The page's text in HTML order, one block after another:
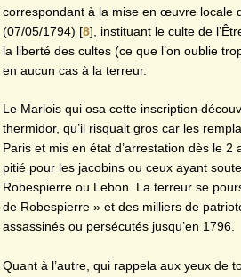
correspondant à la mise en œuvre locale
(07/05/1794) [8] , instituant le culte de
la liberté des cultes (ce que l’on oublie
en aucun cas à la terreur.
Le Marlois qui osa cette inscription
thermidor, qu’il risquait gros car les
Paris et mis en état d’arrestation dès le 2
pitié pour les jacobins ou ceux ayant
Robespierre ou Lebon. La terreur se
de Robespierre » et des milliers de
assassinés ou persécutés jusqu’en 1796.
Quant à l’autre, qui rappela aux yeux de